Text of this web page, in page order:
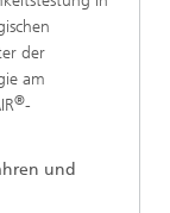
der
am
®-
und